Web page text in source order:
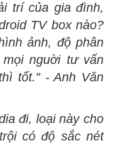
trí của gia đình,
TV box nào?
ảnh, độ phân
nguời tư vấn
tốt." - Anh Văn
đi, loại này cho
có độ sắc nét